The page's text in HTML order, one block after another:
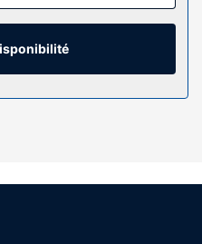
vous trouverez sur place
l'accès Wi-Fi à